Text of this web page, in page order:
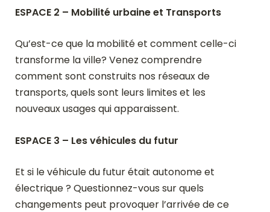
ESPACE 2 – Mobilité urbaine et Transports
Qu’est-ce que la mobilité et comment celle-ci
transforme la ville? Venez comprendre
comment sont construits nos réseaux de
transports, quels sont leurs limites et les
nouveaux usages qui apparaissent.
ESPACE 3 – Les véhicules du futur
Et si le véhicule du futur était autonome et
électrique ? Questionnez-vous sur quels
changements peut provoquer l’arrivée de ce